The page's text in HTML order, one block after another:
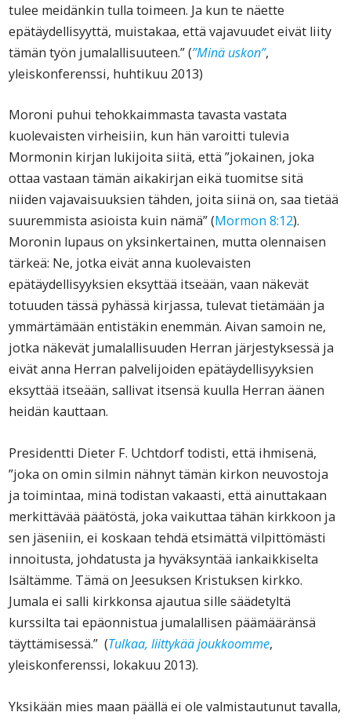
tulee meidänkin tulla toimeen. Ja kun te näette
epätäydellisyyttä, muistakaa, että vajavuudet eivät liity
tämän työn jumalallisuuteen.” (”Minä uskon”,
yleiskonferenssi, huhtikuu 2013)
Moroni puhui tehokkaimmasta tavasta vastata
kuolevaisten virheisiin, kun hän varoitti tulevia
Mormonin kirjan lukijoita siitä, että ”jokainen, joka
ottaa vastaan tämän aikakirjan eikä tuomitse sitä
niiden vajavaisuuksien tähden, joita siinä on, saa tietää
suuremmista asioista kuin nämä” (Mormon 8:12).
Moronin lupaus on yksinkertainen, mutta olennaisen
tärkeä: Ne, jotka eivät anna kuolevaisten
epätäydellisyyksien eksyttää itseään, vaan näkevät
totuuden tässä pyhässä kirjassa, tulevat tietämään ja
ymmärtämään entistäkin enemmän. Aivan samoin ne,
jotka näkevät jumalallisuuden Herran järjestyksessä ja
eivät anna Herran palvelijoiden epätäydellisyyksien
eksyttää itseään, sallivat itsensä kuulla Herran äänen
heidän kauttaan.
Presidentti Dieter F. Uchtdorf todisti, että ihmisenä,
”joka on omin silmin nähnyt tämän kirkon neuvostoja
ja toimintaa, minä todistan vakaasti, että ainuttakaan
merkittävää päätöstä, joka vaikuttaa tähän kirkkoon ja
sen jäseniin, ei koskaan tehdä etsimättä vilpittömästi
innoitusta, johdatusta ja hyväksyntää iankaikkiselta
Isältämme. Tämä on Jeesuksen Kristuksen kirkko.
Jumala ei salli kirkkonsa ajautua sille säädetyltä
kurssilta tai epäonnistua jumalallisen päämääränsä
täyttämisessä.” (Tulkaa, liittykää joukkoomme,
yleiskonferenssi, lokakuu 2013).
Yksikään mies maan päällä ei ole valmistautunut tavalla,